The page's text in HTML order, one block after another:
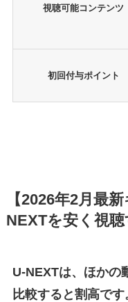
視聴可能コンテンツ
初回付与ポイント
【2026年2月最
NEXTを安く視
U-NEXTは、ほかの
比較すると割高です